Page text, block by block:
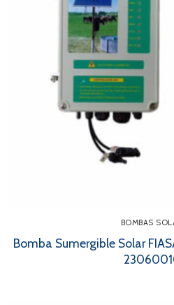
BOMBAS
Bomba Sumergible Solar